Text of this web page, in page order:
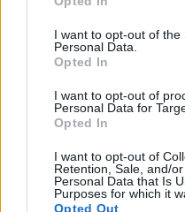
use your data for below
consent section.
I want to opt-out of the
Personal Data.
Opted In
I want to opt-out of
Personal Data for
Opted In
I want to opt-out of
Retention, Sale, and/
Personal Data that Is
Purposes for which it
Opted Out
magyarországi szakaszán
centiméteres
Országos hírek
KECSKEMÉTEN IS
TOVÁBBKÉPZÉSEKKEL
Országos hírek